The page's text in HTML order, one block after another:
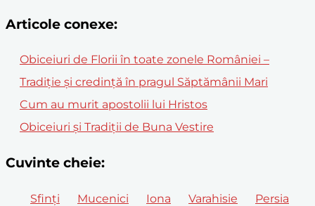
Articole conexe:
Obiceiuri de Florii în toate zonele României –
Tradiție și credință în pragul Săptămânii Mari
Cum au murit apostolii lui Hristos
Obiceiuri și Tradiții de Buna Vestire
Cuvinte cheie:
Sfinți Mucenici Iona Varahisie Persia